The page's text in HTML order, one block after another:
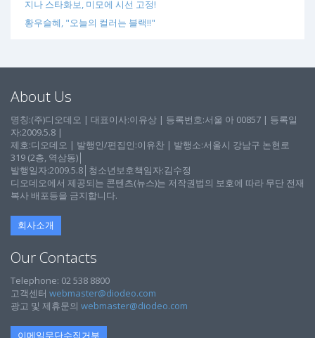
지나 스타화보, 미모에 시선 고정!
황우슬혜, "오늘의 컬러는 블랙!!"
About Us
명칭:(주)디오데오 | 대표이사:이유상 | 등록번호:서울 아 00857 | 등록일
자:2009.5.8 |
제호:디오데오 | 발행인/편집인:이유찬 | 발행소:서울시 강남구 논현로
319 (2층, 역삼동)│
발행일자:2009.5.8│청소년보호책임자:김수정
디오데오에서 제공되는 콘텐츠(뉴스)는 저작권법의 보호에 따라 무단 전재
복사 배포등을 금지합니다.
회사소개
Our Contacts
Telephone: 02 538 8800
고객센터 webmaster@diodeo.com
광고 및 제휴문의 webmaster@diodeo.com
이메일무단수집거부